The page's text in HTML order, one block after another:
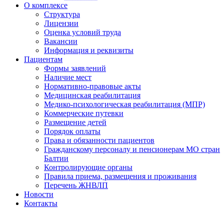
О комплексе
Структура
Лицензии
Оценка условий труда
Вакансии
Информация и реквизиты
Пациентам
Формы заявлений
Наличие мест
Нормативно-правовые акты
Медицинская реабилитация
Медико-психологическая реабилитация (МПР)
Коммерческие путевки
Размещение детей
Порядок оплаты
Права и обязанности пациентов
Гражданскому персоналу и пенсионерам МО стран
Балтии
Контролирующие органы
Правила приема, размещения и проживания
Перечень ЖНВЛП
Новости
Контакты